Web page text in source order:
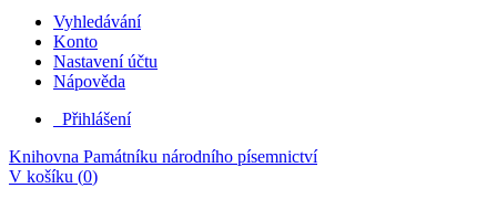
Vyhledávání
Konto
Nastavení účtu
Nápověda
Přihlášení
Knihovna Památníku národního písemnictví
V košíku (0)